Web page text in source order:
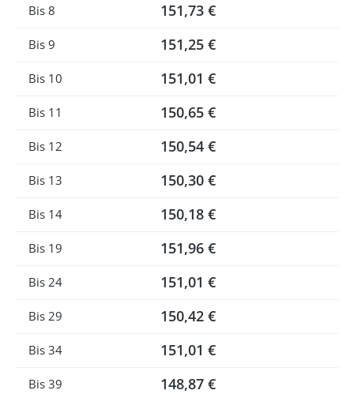
Bis8 151,73 €
Bis9 151,25 €
Bis 10 151,01 €
Bis 11 150,65 €
Bis 12 150,54 €
Bis 13 150,30 €
Bis 14 150,18 €
Bis 19 151,96 €
Bis24 151,01 €
Bis29 150,42 €
Bis34 151,01 €
Bis39 148,87 €